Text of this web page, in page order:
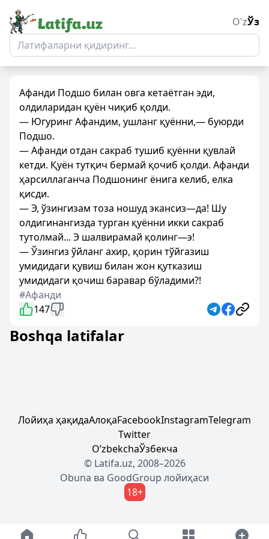
O'zЎз
Афанди Подшо билан овга кетаётган эди,
олдиларидан қуён чиқиб қолди.
— Югуринг Афандим, ушланг қуённи,— буюрди
Подшо.
— Афанди отдан сакраб тушиб қуённи қувлай
кетди. Қуён тутқич бермай қочиб қолди. Афанди
ҳарсиллаганча Подшонинг ёнига келиб, елка
қисди.
— Э, ўзингизам тоза ношуд экансиз—да! Шу
олдигинангизда турган қуённи икки сакраб
тутолмай... Э шалвирамай қолинг—э!
— Ўзингиз ўйланг ахир, қорин тўйгазиш
умидидаги қувиш билан жон қутказиш
умидидаги қочиш баравар бўладими?!
#Афанди
147
Boshqa latifalar
Лойиҳа ҳақидаАлоқаFacebookInstagramTelegram
Twitter
OʼzbekchaЎзбекча
© Latifa.uz, 2008–2026
Obuna ва GoodGroup лойиҳаси
18+